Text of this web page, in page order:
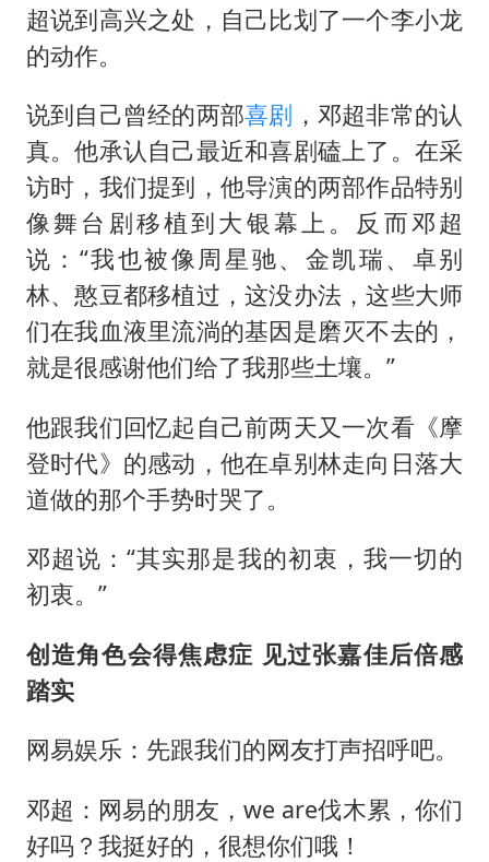
超说到高兴之处，自己比划了一个李小龙
的动作。
说到自己曾经的两部喜剧 ，邓超非常的认
真。他承认自己最近和喜剧磕上了。在采
访时，我们提到，他导演的两部作品特别
像舞台剧移植到大银幕上。反而邓超
说：“我也被像周星驰、金凯瑞、卓别
林、憨豆都移植过，这没办法，这些大师
们在我血液里流淌的基因是磨灭不去的，
就是很感谢他们给了我那些土壤。”
他跟我们回忆起自己前两天又一次看《摩
登时代》的感动，他在卓别林走向日落大
道做的那个手势时哭了。
邓超说：“其实那是我的初衷，我一切的
初衷。”
创造角色会得焦虑症 见过张嘉佳后倍感
踏实
网易娱乐：先跟我们的网友打声招呼吧。
邓超：网易的朋友，we are伐木累，你们
好吗？我挺好的，很想你们哦！